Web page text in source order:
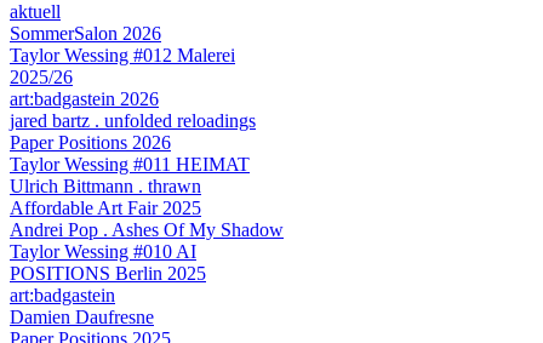
aktuell
SommerSalon 2026
Taylor Wessing #012 Malerei
2025/26
art:badgastein 2026
jared bartz . unfolded reloadings
Paper Positions 2026
Taylor Wessing #011 HEIMAT
Ulrich Bittmann . thrawn
Affordable Art Fair 2025
Andrei Pop . Ashes Of My Shadow
Taylor Wessing #010 AI
POSITIONS Berlin 2025
art:badgastein
Damien Daufresne
Paper Positions 2025